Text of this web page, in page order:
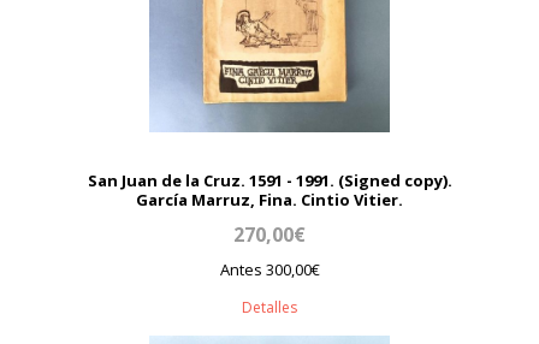
San Juan de la Cruz. 1591 - 1991. (Signed copy).
García Marruz, Fina. Cintio Vitier.
270,00€
Antes 300,00€
Detalles